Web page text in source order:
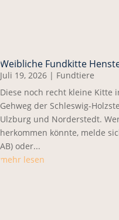
Weibliche Fundkitte
Juli 19, 2026 | Fundtiere
Diese noch recht kleine Kitte
Gehweg der Schleswig-
Ulzburg und Norderstedt.
herkommen könnte, melde
AB) oder...
mehr lesen